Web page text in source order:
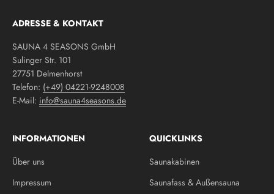
ADRESSE & KONTAKT
SAUNA 4 SEASONS GmbH
Sulinger Str. 101
27751 Delmenhorst
Telefon: (+49) 04221-9248008
E-Mail: info@sauna4seasons.de
INFORMATIONEN
Über uns
Impressum
QUICKLINKS
Saunakabinen
Saunafass & Außensauna